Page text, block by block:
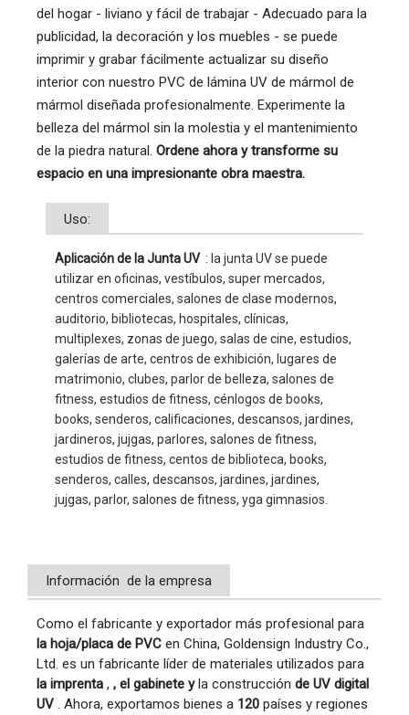
del hogar - liviano y fácil de trabajar - Adecuado para la
publicidad, la decoración y los muebles - se puede
imprimir y grabar fácilmente actualizar su diseño
interior con nuestro PVC de lámina UV de mármol de
mármol diseñada profesionalmente. Experimente la
belleza del mármol sin la molestia y el mantenimiento
de la piedra natural. Ordene ahora y transforme su
espacio en una impresionante obra maestra.
Uso:
Aplicación de la Junta UV : la junta UV se puede
utilizar en oficinas, vestíbulos, super mercados,
centros comerciales, salones de clase modernos,
auditorio, bibliotecas, hospitales, clínicas,
multiplexes, zonas de juego, salas de cine, estudios,
galerías de arte, centros de exhibición, lugares de
matrimonio, clubes, parlor de belleza, salones de
fitness, estudios de fitness, cénlogos de books,
books, senderos, calificaciones, descansos, jardines,
jardineros, jujgas, parlores, salones de fitness,
estudios de fitness, centos de biblioteca, books,
senderos, calles, descansos, jardines, jardines,
jujgas, parlor, salones de fitness, yga gimnasios.
Información de la empresa
Como el fabricante y exportador más profesional para
la hoja/placa de PVC en China, Goldensign Industry Co.,
Ltd. es un fabricante líder de materiales utilizados para
la imprenta , , el gabinete yla construcción de UV digital
UV . Ahora, exportamos bienes a 120 países y regiones